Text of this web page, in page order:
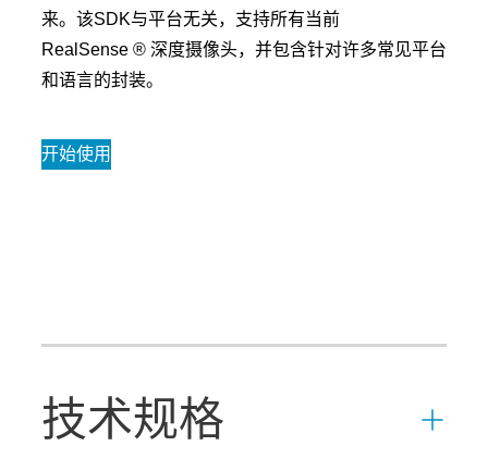
来。该SDK与平台无关，支持所有当前
RealSense ® 深度摄像头，并包含针对许多常见平台
和语言的封装。
开始使用
技术规格